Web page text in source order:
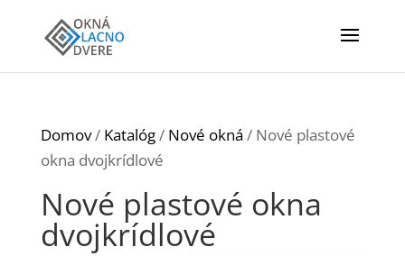
Domov/ Katalóg/ Nové okná / Nové plastové
okna dvojkrídlové
Nové plastové okna
dvojkrídlové